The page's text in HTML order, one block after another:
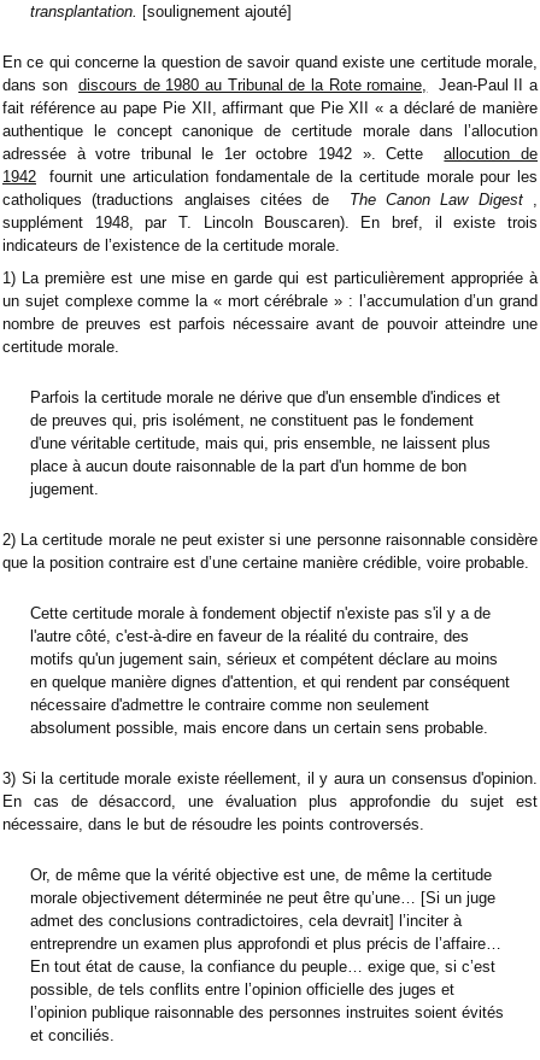
transplantation. [soulignement ajouté]
En ce qui concerne la question de savoir quand existe une certitude morale,
dans son discours de 1980 au Tribunal de la Rote romaine, Jean-Paul II a
fait référence au pape Pie XII, affirmant que Pie XII « a déclaré de manière
authentique le concept canonique de certitude morale dans l’allocution
adressée à votre tribunal le 1er octobre 1942 ». Cetteallocution de
1942 fournit une articulation fondamentale de la certitude morale pour les
catholiques (traductions anglaises citées de The Canon Law Digest,
supplément 1948, par T. Lincoln Bouscaren). En bref, il existe trois
indicateurs de l’existence de la certitude morale.
1) La première est une mise en garde qui est particulièrement appropriée à
un sujet complexe comme la « mort cérébrale » : l’accumulation d’un grand
nombre de preuves est parfois nécessaire avant de pouvoir atteindre une
certitude morale.
Parfois la certitude morale ne dérive que d'un ensemble d'indices et
de preuves qui, pris isolément, ne constituent pas le fondement
d'une véritable certitude, mais qui, pris ensemble, ne laissent plus
place à aucun doute raisonnable de la part d'un homme de bon
jugement.
2) La certitude morale ne peut exister si une personne raisonnable considère
que la position contraire est d’une certaine manière crédible, voire probable.
Cette certitude morale à fondement objectif n'existe pas s'il y a de
l'autre côté, c'est-à-dire en faveur de la réalité du contraire, des
motifs qu'un jugement sain, sérieux et compétent déclare au moins
en quelque manière dignes d'attention, et qui rendent par conséquent
nécessaire d'admettre le contraire comme non seulement
absolument possible, mais encore dans un certain sens probable.
3) Si la certitude morale existe réellement, il y aura un consensus d'opinion.
En cas de désaccord, une évaluation plus approfondie du sujet est
nécessaire, dans le but de résoudre les points controversés.
Or, de même que la vérité objective est une, de même la certitude
morale objectivement déterminée ne peut être qu’une… [Si un juge
admet des conclusions contradictoires, cela devrait] l’inciter à
entreprendre un examen plus approfondi et plus précis de l’affaire…
En tout état de cause, la confiance du peuple… exige que, si c’est
possible, de tels conflits entre l’opinion officielle des juges et
l’opinion publique raisonnable des personnes instruites soient évités
et conciliés.